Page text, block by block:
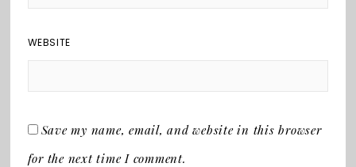
WEBSITE
Save my name, email, and website in this browser
for the next time I comment.